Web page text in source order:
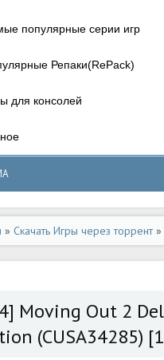
популярные серии игр
Репаки(RePack)
для консолей
» Скачать Игры через торрент
»Игры для Playstation 4
Moving Out 2
(CUSA34285)